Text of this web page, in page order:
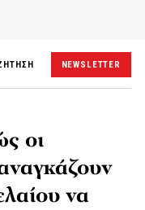
NEWSLETTER
οι
να